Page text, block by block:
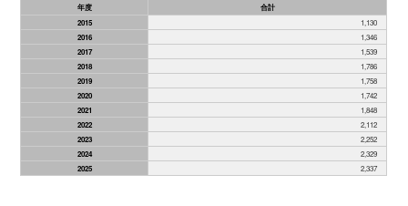
年度
合計
2015
1,130
2016
1,346
2017
1,539
2018
1,786
2019
1,758
2020
1,742
2021
1,848
2022
2,112
2023
2,252
2024
2,329
2025
2,337